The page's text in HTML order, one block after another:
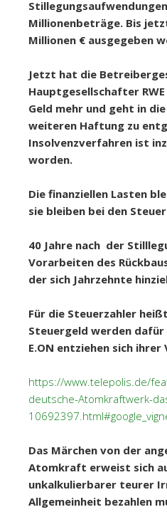
Millionenbeträge. Bis
Millionen € ausgegeben
Jetzt hat die
Hauptgesellschafter
Geld mehr und geht in
weiteren Haftung zu
Insolvenzverfahren ist
worden.
Die finanziellen Lasten
sie bleiben bei den
40 Jahre nach der
Vorarbeiten des
der sich Jahrzehnte
Für die Steuerzahler
Steuergeld werden
E.ON entziehen sich
https://www.telepolis.de/
deutsche-Atomkraftwerk-
Das Märchen von der
Atomkraft erweist sich
unkalkulierbarer teurer
Allgemeinheit bezahlen